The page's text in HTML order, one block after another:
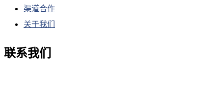
渠道合作
关于我们
联系我们